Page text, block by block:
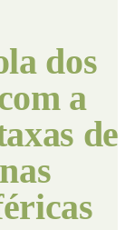
dos
a
de